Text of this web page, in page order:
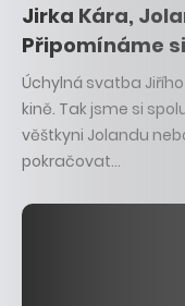
Jirka Kára,
Připomínáme
Úchylná svatba
kině. Tak jsme si
věštkyni Jolandu
pokračovat…